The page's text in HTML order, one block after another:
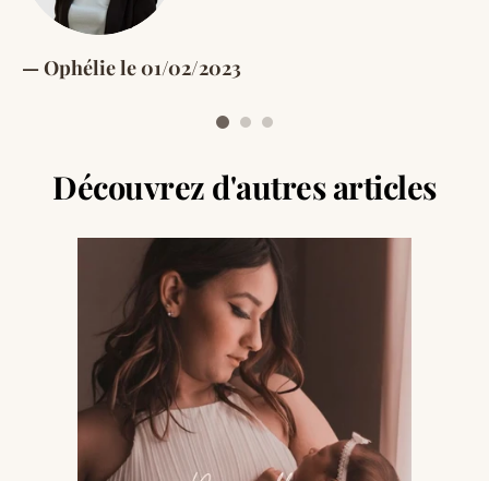
Ophélie le 01/02/2023
Découvrez d'autres articles